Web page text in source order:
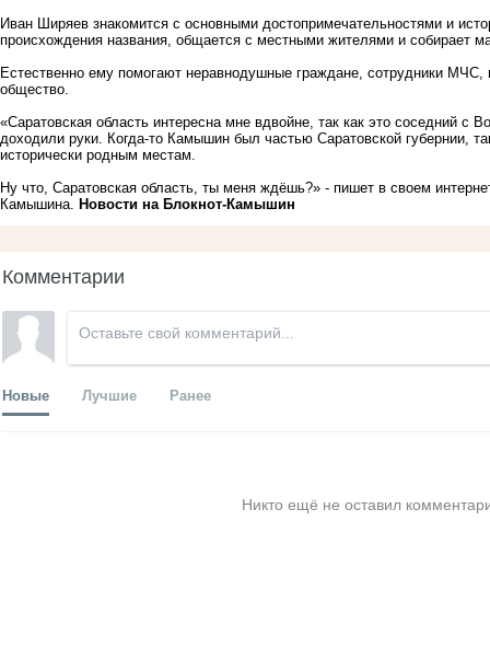
Иван Ширяев знакомится с основными достопримечательностями и
происхождения названия, общается с местными жителями и собирает
Естественно ему помогают неравнодушные граждане, сотрудники МЧС,
общество.
«Саратовская область интересна мне вдвойне, так как это соседний с
доходили руки. Когда-то Камышин был частью Саратовской губернии,
исторически родным местам.
Ну что, Саратовская область, ты меня ждёшь?» - пишет в своем
Камышина.
Новости на Блoкнoт-Камышин
Комментарии
Новые Лучшие Ранее
Никто ещё не оставил